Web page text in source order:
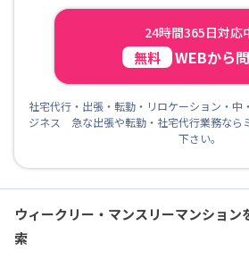
24時間365日対応
無料 WEBから
社宅代行・出張・転勤・リロケーション・中
ジネス 急な出張や転勤・社宅代行業務なら
下さい。
ウィークリー・マンスリーマンション
索